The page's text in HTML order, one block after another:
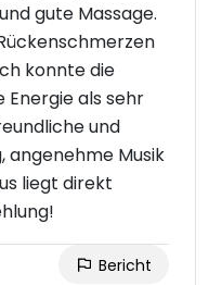
gute Massage.
konnte die
als sehr
und
angenehme Musik
liegt direkt
Bericht